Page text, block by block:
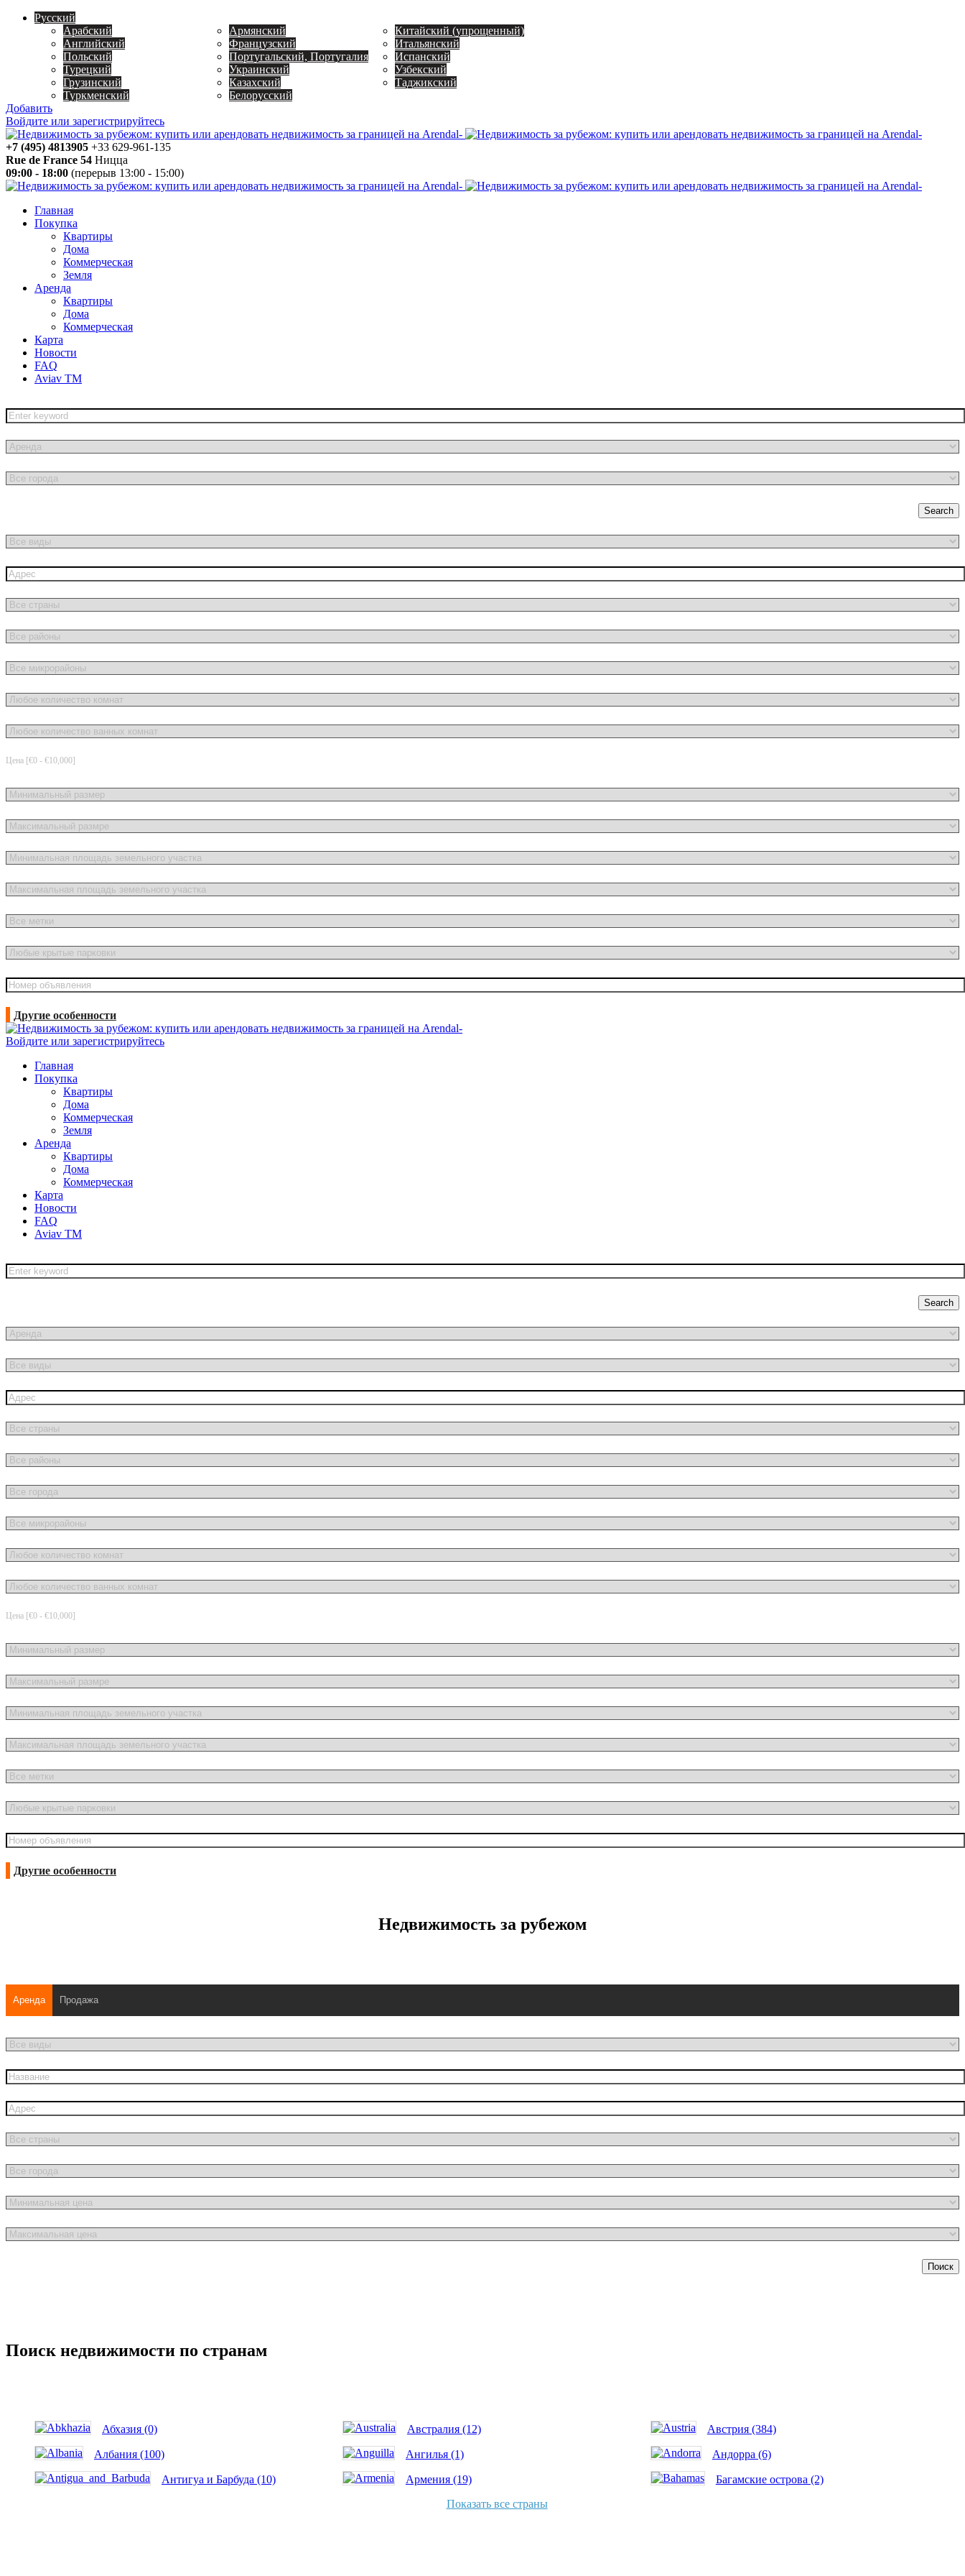
Русский
Арабский
Армянский
Китайский (упрощенный)
Английский
Французский
Итальянский
Польский
Португальский, Португалия
Испанский
Турецкий
Украинский
Узбекский
Грузинский
Казахский
Таджикский
Туркменский
Белорусский
Добавить
Войдите или зарегистрируйтесь
+7 (495) 4813905 +33 629-961-135
Rue de France 54 Ницца
09:00 - 18:00 (перерыв 13:00 - 15:00)
Главная
Покупка
Квартиры
Дома
Коммерческая
Земля
Аренда
Квартиры
Дома
Коммерческая
Карта
Новости
FAQ
Aviav TM
Search
Цена [€0 - €10,000]
Другие особенности
Войдите или зарегистрируйтесь
Главная
Покупка
Квартиры
Дома
Коммерческая
Земля
Аренда
Квартиры
Дома
Коммерческая
Карта
Новости
FAQ
Aviav TM
Search
Цена [€0 - €10,000]
Другие особенности
Недвижимость за рубежом
Аренда Продажа
Поиск
Поиск недвижимости по странам
Абхазия (0) Австралия (12) Австрия (384)
Албания (100) Ангилья (1) Андорра (6)
Антигуа и Барбуда (10) Армения (19)
Багамские острова (2)
Показать все страны